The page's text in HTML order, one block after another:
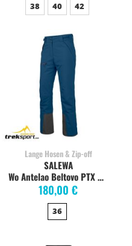
38 40 42
Lange Hosen & Zip-off
Wo Antelao Beltovo PTX Pants poseidon
180,00 €
SALEWA
36